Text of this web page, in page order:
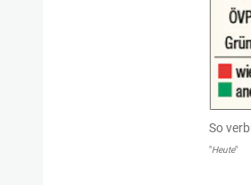
So
"Heute"